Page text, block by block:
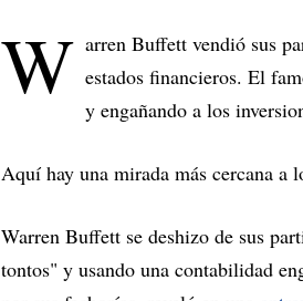
W arren Buffett vendió sus
estados financieros. El
y engañando a los
Aquí hay una mirada más cercana a
Warren Buffett se deshizo de sus
tontos" y usando una contabilidad